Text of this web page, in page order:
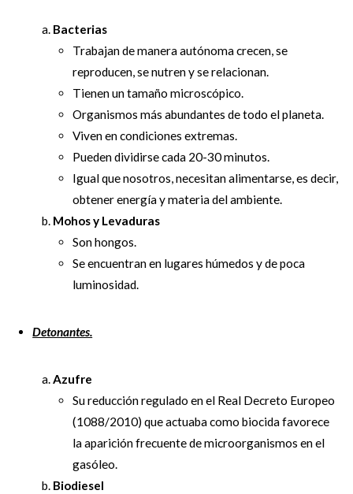
Bacterias
Trabajan de manera autónoma crecen, se
reproducen, se nutren y se relacionan.
Tienen un tamaño microscópico.
Organismos más abundantes de todo el planeta.
Viven en condiciones extremas.
Pueden dividirse cada 20-30 minutos.
Igual que nosotros, necesitan alimentarse, es decir,
obtener energía y materia del ambiente.
Mohos y Levaduras
Son hongos.
Se encuentran en lugares húmedos y de poca
luminosidad.
Detonantes.
Azufre
Su reducción regulado en el Real Decreto Europeo
(1088/2010) que actuaba como biocida favorece
la aparición frecuente de microorganismos en el
gasóleo.
Biodiesel